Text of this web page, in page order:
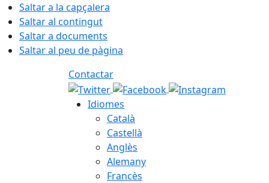
Saltar a la capçalera
Saltar al contingut
Saltar a documents
Saltar al peu de pàgina
Contactar
Idiomes
Català
Castellà
Anglès
Alemany
Francès